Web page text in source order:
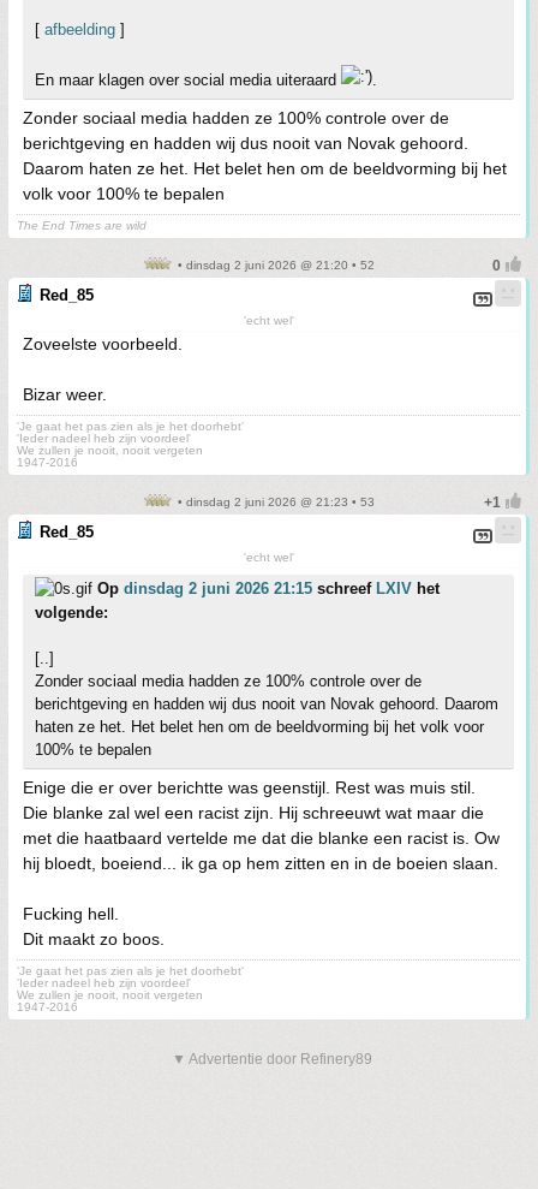
[ afbeelding ]
En maar klagen over social media uiteraard .
Zonder sociaal media hadden ze 100% controle over de
berichtgeving en hadden wij dus nooit van Novak gehoord.
Daarom haten ze het. Het belet hen om de beeldvorming bij het
volk voor 100% te bepalen
The End Times are wild
• dinsdag 2 juni 2026 @ 21:20 • 52
Red_85
'echt wel'
Zoveelste voorbeeld.
Bizar weer.
'Je gaat het pas zien als je het doorhebt'
'Ieder nadeel heb zijn voordeel'
We zullen je nooit, nooit vergeten
1947-2016
• dinsdag 2 juni 2026 @ 21:23 • 53
Red_85
'echt wel'
Op dinsdag 2 juni 2026 21:15 schreef LXIV het
volgende:
[..]
Zonder sociaal media hadden ze 100% controle over de
berichtgeving en hadden wij dus nooit van Novak gehoord. Daarom
haten ze het. Het belet hen om de beeldvorming bij het volk voor
100% te bepalen
Enige die er over berichtte was geenstijl. Rest was muis stil.
Die blanke zal wel een racist zijn. Hij schreeuwt wat maar die
met die haatbaard vertelde me dat die blanke een racist is. Ow
hij bloedt, boeiend... ik ga op hem zitten en in de boeien slaan.
Fucking hell.
Dit maakt zo boos.
'Je gaat het pas zien als je het doorhebt'
'Ieder nadeel heb zijn voordeel'
We zullen je nooit, nooit vergeten
1947-2016
▼ Advertentie door Refinery89